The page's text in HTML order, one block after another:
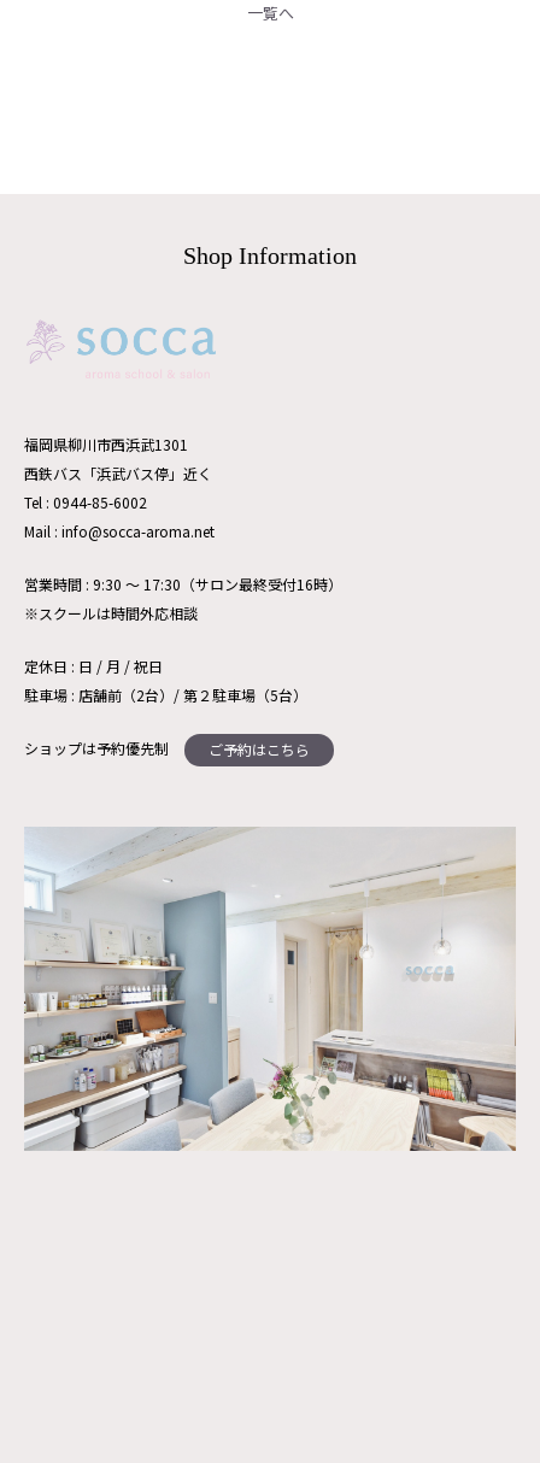
一覧へ
Shop Information
福岡県柳川市西浜武1301
西鉄バス「浜武バス停」近く
Tel : 0944-85-6002
Mail : info@socca-aroma.net
営業時間 : 9:30 ～ 17:30（サロン最終受付16時）
※スクールは時間外応相談
定休日 : 日 / 月 / 祝日
駐車場 : 店舗前（2台）/ 第２駐車場（5台）
ショップは予約優先制 ご予約はこちら